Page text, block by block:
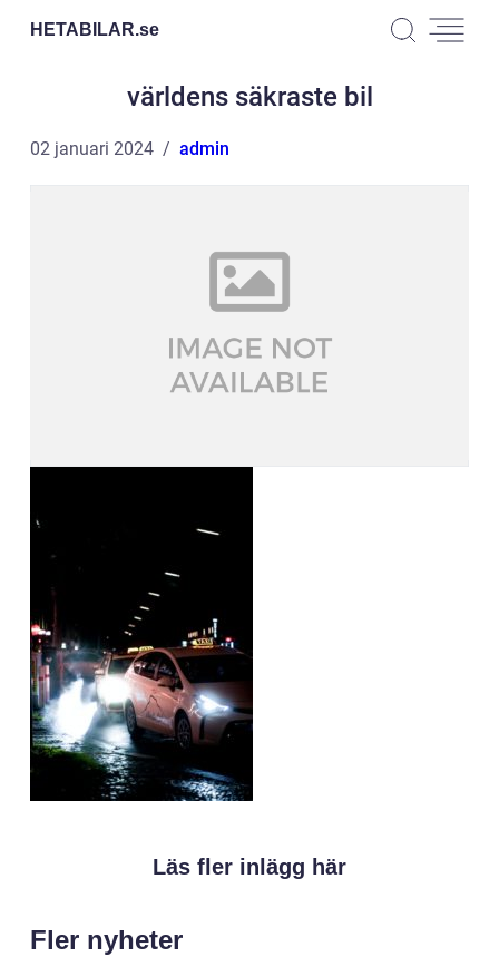
HETABILAR.se
världens säkraste bil
02 januari 2024 admin
Läs fler inlägg här
Fler nyheter